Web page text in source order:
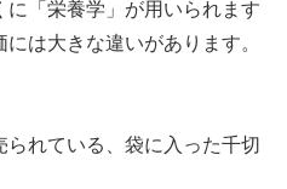
「栄養学」が用いられます
は大きな違いがあります。
れている、袋に入った千切